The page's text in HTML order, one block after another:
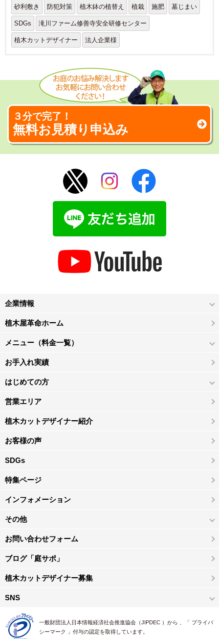
砂利敷き 防犯対策 植木鉢の植替え 植栽 施肥 墓じまい
SDGs 滝川ファーム修善寺安全研修センター
植木カットデザイナー 法人企業様
３分で完了！
無料お見積り申込み
企業情報
植木屋革命ホーム
メニュー（料金一覧）
お手入れ実績
はじめての方
営業エリア
植木カットデザイナー紹介
お客様の声
SDGs
特集ページ
インフォメーション
その他
お問い合わせフォーム
ブログ「庭サポ」
植木カットデザイナー募集
SNS
一般財団法人日本情報経済社会推進協会（JIPDEC ）から 、「 プライバ
シーマーク 」付与の認定を取得しています。